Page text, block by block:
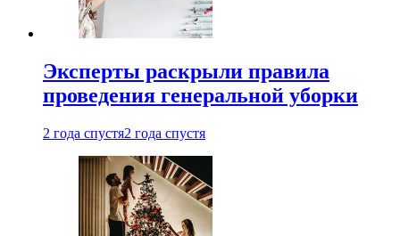
Эксперты раскрыли правила
проведения генеральной уборки
2 года спустя2 года спустя